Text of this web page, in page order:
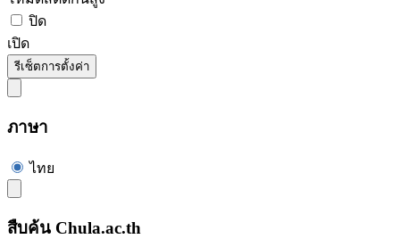
ปิด
เปิด
รีเซ็ตการตั้งค่า
ภาษา
ไทย
สืบค้น Chula.ac.th